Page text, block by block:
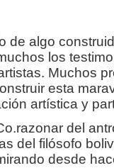
de algo
los
Muchos
esta
artística y
del
del filósofo
desde